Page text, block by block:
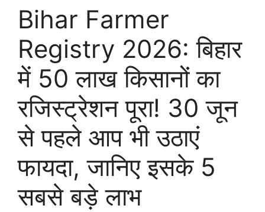
Bihar Farmer
Registry 2026: बिहार
में 50 लाख किसानों का
रजिस्ट्रेशन पूरा! 30 जून
से पहले आप भी उठाएं
फायदा, जानिए इसके 5
सबसे बड़े लाभ